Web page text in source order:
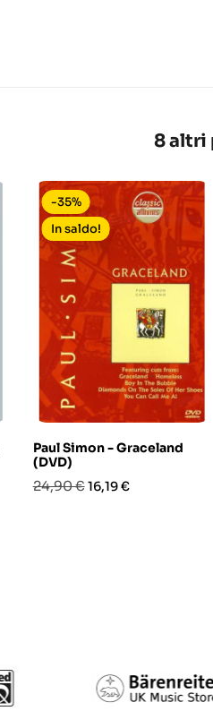
8 altri
Paul Simon - Graceland
(DVD)
Prezzo
24,90 €Prezzo
16,19 €
-35%
In saldo!